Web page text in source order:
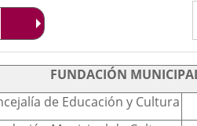
FUNDACIÓN
de Educación y Cultura